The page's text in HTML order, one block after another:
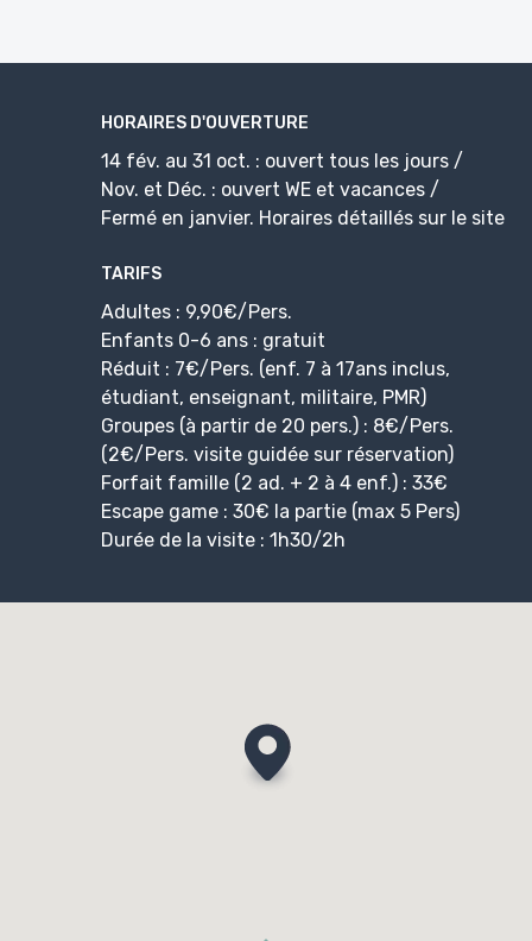
HORAIRES D'OUVERTURE
14 fév. au 31 oct. : ouvert tous les jours /
Nov. et Déc. : ouvert WE et vacances /
Fermé en janvier. Horaires détaillés sur le site
TARIFS
Adultes : 9,90€/Pers.
Enfants 0-6 ans : gratuit
Réduit : 7€/Pers. (enf. 7 à 17ans inclus,
étudiant, enseignant, militaire, PMR)
Groupes (à partir de 20 pers.) : 8€/Pers.
(2€/Pers. visite guidée sur réservation)
Forfait famille (2 ad. + 2 à 4 enf.) : 33€
Escape game : 30€ la partie (max 5 Pers)
Durée de la visite : 1h30/2h